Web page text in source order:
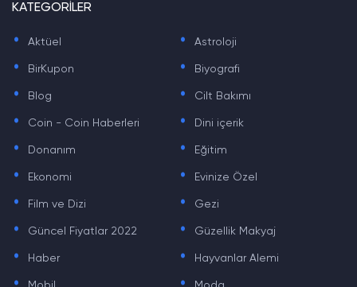
KATEGORİLER
. Aktüel . Astroloji
. BirKupon . Biyografi
. Blog . Cilt Bakımı
. Coin - Coin Haberleri . Dini içerik
. Donanım . Eğitim
. Ekonomi . Evinize Özel
. Film ve Dizi . Gezi
. Güncel Fiyatlar 2022 . Güzellik Makyaj
. Haber . Hayvanlar Alemi
. .